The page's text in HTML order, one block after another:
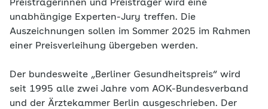
Preisträgerinnen und Preisträger wird eine
unabhängige Experten-Jury treffen. Die
Auszeichnungen sollen im Sommer 2025 im Rahmen
einer Preisverleihung übergeben werden.
Der bundesweite „Berliner Gesundheitspreis“ wird
seit 1995 alle zwei Jahre vom AOK-Bundesverband
und der Ärztekammer Berlin ausgeschrieben. Der